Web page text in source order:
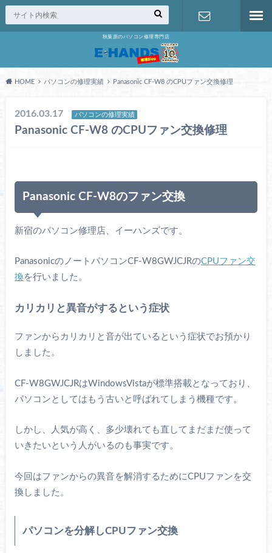
秋葉原のパソコン修理専門店
HOME パソコンの修理実績 Panasonic CF-W8 のCPUファン交換修理
2016.03.17 パソコンの修理実績
Panasonic CF-W8 のCPUファン交換修理
Panasonic CF-W8のファン交換
新宿のパソコン修理店、イーハンズです。
PanasonicのノートパソコンCF-W8GWJCJRのCPUファン交
換 を行いました。
カリカリと異音がするという症状
ファンからカリカリと音が出ているという症状でお預かり
しました。
CF-W8GWJCJRはWindowsVistaが標準搭載となっており、
パソコンとしてはもう古いと呼ばれてしまう機種です。
しかし、人気が高く、多少壊れても直してまだまだ使って
いきたいという人がいるのも事実です。
今回はファンからの異音を解消するためにCPUファンを交
換しました。
パソコンを分解しCPUファン交換